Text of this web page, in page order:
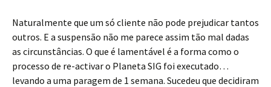
Naturalmente que um só cliente não pode prejudicar tantos
outros. E a suspensão não me parece assim tão mal dadas
as circunstâncias. O que é lamentável é a forma como o
processo de re-activar o Planeta SIG foi executado…
levando a uma paragem de 1 semana. Sucedeu que decidiram